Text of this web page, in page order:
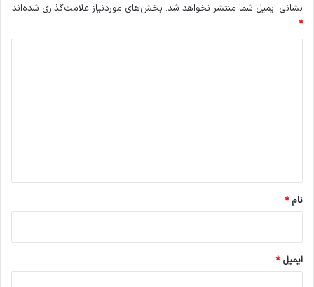
نشانی ایمیل شما منتشر نخواهد شد. بخش‌های موردنیاز علامت‌گذاری شده‌اند
*
نام*
ایمیل*